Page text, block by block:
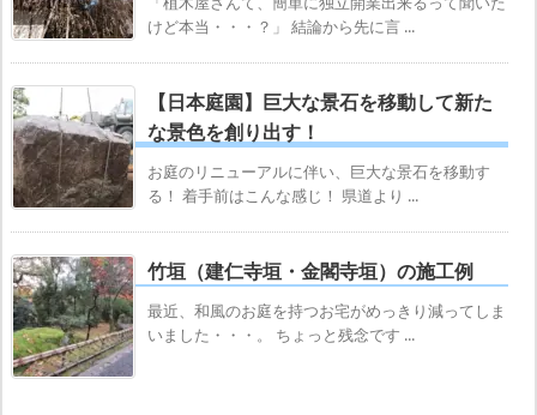
けど本当・・・？」 結論から先に言 ...
【日本庭園】巨大な景石を移動して新た
な景色を創り出す！
お庭のリニューアルに伴い、巨大な景石を移動す
る！ 着手前はこんな感じ！ 県道より ...
竹垣（建仁寺垣・金閣寺垣）の施工例
最近、和風のお庭を持つお宅がめっきり減ってしま
いました・・・。 ちょっと残念です ...